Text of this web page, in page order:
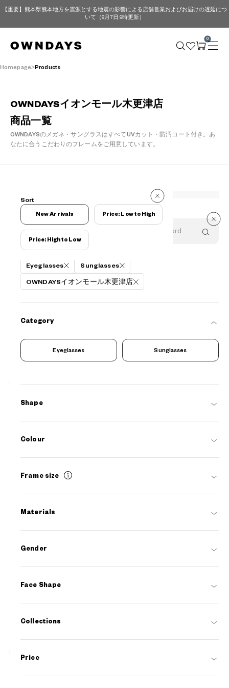
【重要】熊本県熊本地方を震源とする地震の影響による店舗営業およびお届けの遅延につ
いて（8月7日 9時更新）
0
Homepage Products
OWNDAYSイオンモール木更津店
商品一覧
OWNDAYSのメガネ・サングラスはすべてUVカット・防汚コート付き。 あ
なたに合うこだわりのフレームをご用意しています。
288 Reviews
Filters
Eyeglasses Sunglasses
OWNDAYSイオンモール木更津店
Category
Eyeglasses Sunglasses
Shape
Colour
Frame size
Materials
Gender
Face Shape
Collections
Price
Sort
New Arrivals Price: Low to High
Price: High to Low
20
OWNDAYS | SUN
OWNDAYS | SUN